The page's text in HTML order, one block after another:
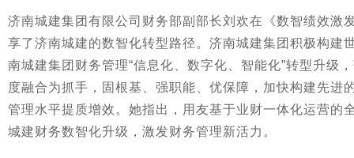
济南城建集团有限公司财务部副部长刘欢在《数智绩效激
享了济南城建的数智化转型路径。济南城建集团积极构建
南城建集团财务管理“信息化、数字化、智能化”转型升级
度融合为抓手，固根基、强职能、优保障，加快构建先进
管理水平提质增效。她指出，用友基于业财一体化运营的
城建财务数智化升级，激发财务管理新活力。